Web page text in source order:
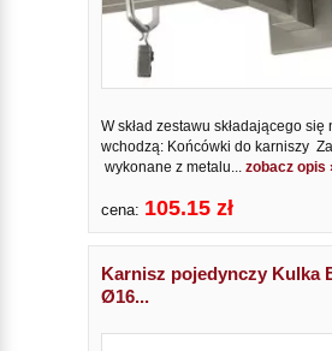
W skład zestawu składającego się
wchodzą: Końcówki do karniszy
wykonane z metalu... zobacz opis
cena: 105.15 zł
Karnisz pojedynczy Kulka
Ø16...